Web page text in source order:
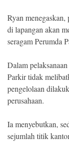
Ryan menegaskan,
di lapangan akan
seragam Perumda
Dalam
Parkir tidak
pengelolaan
perusahaan.
Ia menyebutkan,
sejumlah titik